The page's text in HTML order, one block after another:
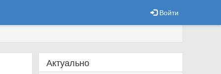
Войти
Актуально